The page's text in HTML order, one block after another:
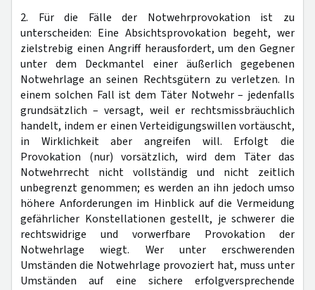
2. Für die Fälle der Notwehrprovokation ist zu
unterscheiden: Eine Absichtsprovokation begeht, wer
zielstrebig einen Angriff herausfordert, um den Gegner
unter dem Deckmantel einer äußerlich gegebenen
Notwehrlage an seinen Rechtsgütern zu verletzen. In
einem solchen Fall ist dem Täter Notwehr – jedenfalls
grundsätzlich – versagt, weil er rechtsmissbräuchlich
handelt, indem er einen Verteidigungswillen vortäuscht,
in Wirklichkeit aber angreifen will. Erfolgt die
Provokation (nur) vorsätzlich, wird dem Täter das
Notwehrrecht nicht vollständig und nicht zeitlich
unbegrenzt genommen; es werden an ihn jedoch umso
höhere Anforderungen im Hinblick auf die Vermeidung
gefährlicher Konstellationen gestellt, je schwerer die
rechtswidrige und vorwerfbare Provokation der
Notwehrlage wiegt. Wer unter erschwerenden
Umständen die Notwehrlage provoziert hat, muss unter
Umständen auf eine sichere erfolgversprechende